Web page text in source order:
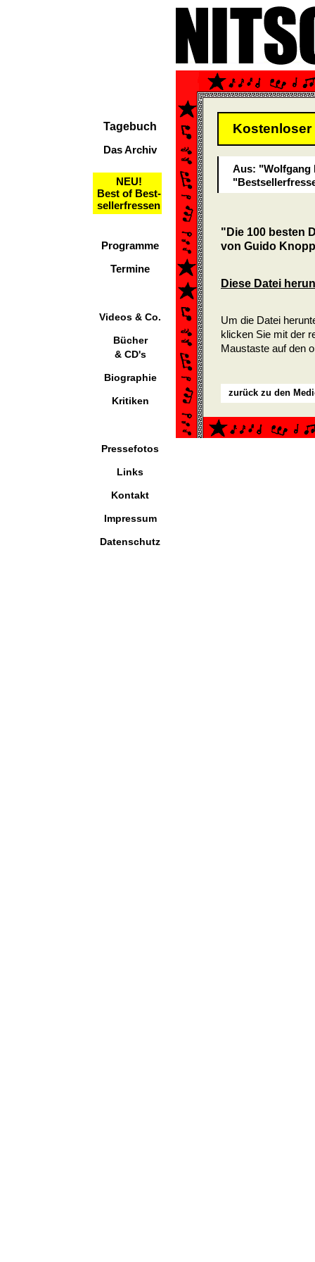
Tagebuch
Das Archiv
NEU!
Best of Best-
sellerfressen
Programme
Termine
Videos & Co.
Bücher
& CD's
Biographie
Kritiken
Pressefotos
Links
Kontakt
Impressum
Datenschutz
Kostenloser
Aus: "Wolfgang
"Die 100 besten
von Guido Knopp
Diese Datei
Um die Datei
klicken Sie mit der
Maustaste auf den
zurück zu den